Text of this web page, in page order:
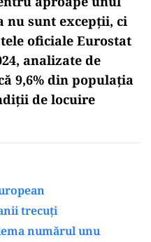
nu sunt excepții, ci
oficiale Eurostat
analizate de
9,6% din populația
de locuire
trecuți
numărul unu